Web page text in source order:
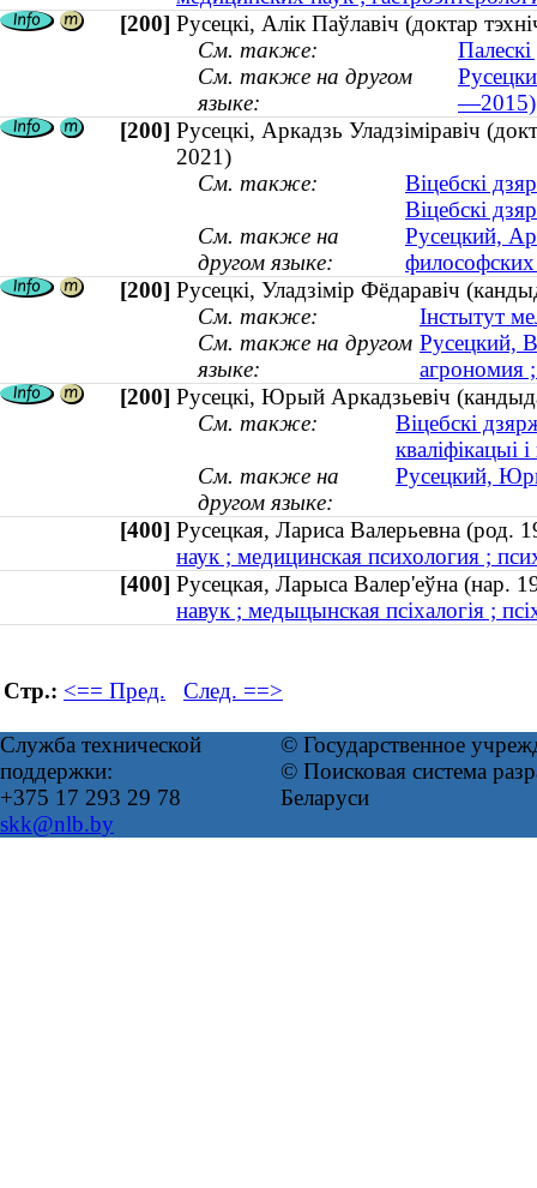
[200] Русецкі, Алік Паўлавіч (доктар
См. также:
См. также на другом
языке:
—2015)
[200] Русецкі, Аркадзь Уладзіміравіч
2021)
См. также:
Віцебскі
Віцебскі
См. также на
другом языке:
Русецкий,
[200] Русецкі, Уладзімір Фёдаравіч
См. также:
Інстытут
См. также на другом
языке:
Русецкий,
[200] Русецкі, Юрый Аркадзьевіч
См. также:
Віцебскі
кваліфікацыі
См. также на
другом языке:
Русецкий,
[400] Русецкая, Лариса Валерьевна
наук ; медицинская психология ;
[400] Русецкая, Ларыса Валер'еўна
навук ; медыцынская псіхалогія ;
Стр.: <== Пред. След. ==>
Служба технической
поддержки:
+375 17 293 29 78
skk@nlb.by
© Государственное
© Поисковая система
Беларуси